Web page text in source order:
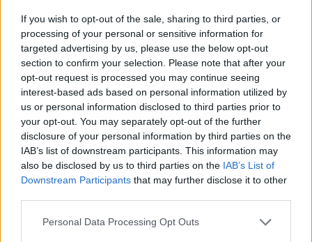
If you wish to opt-out of the sale, sharing to third parties, or
processing of your personal or sensitive information for
targeted advertising by us, please use the below opt-out
section to confirm your selection. Please note that after your
opt-out request is processed you may continue seeing
interest-based ads based on personal information utilized by
us or personal information disclosed to third parties prior to
your opt-out. You may separately opt-out of the further
disclosure of your personal information by third parties on the
IAB’s list of downstream participants. This information may
also be disclosed by us to third parties on the IAB’s List of
Downstream Participants that may further disclose it to other
Personal Data Processing Opt Outs
Wielkanoc
Karolina Kurek
Obserwuj